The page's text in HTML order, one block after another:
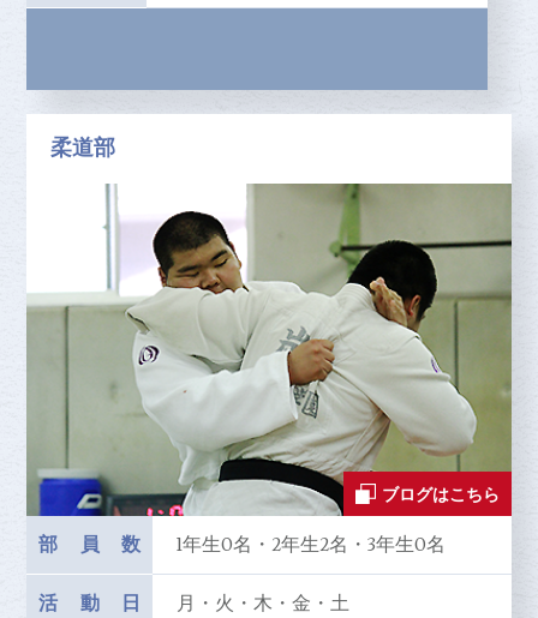
柔道部
ブログはこちら
部員数 1年生0名・2年生2名・3年生0名
活動日
月・火・木・金・土